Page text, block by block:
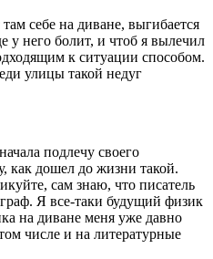
себе на диване, выгибается
у него болит, и чтоб я вылечил
к ситуации способом.
улицы такой недуг
подлечу своего
как дошел до жизни такой.
сам знаю, что писатель
Я все-таки будущий физик
на диване меня уже давно
числе и на литературные